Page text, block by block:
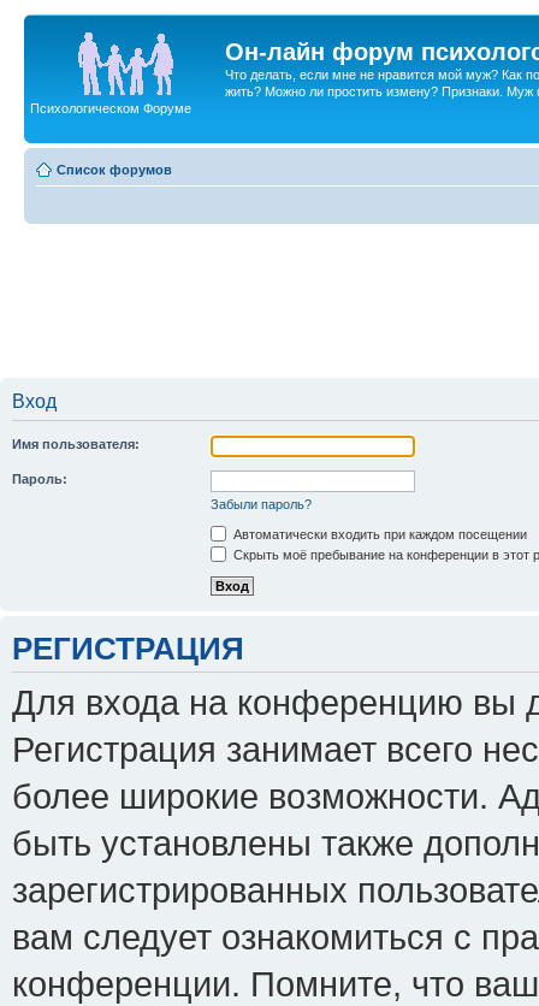
Он-лайн форум
Что делать, если мне не нравится мой муж? Как
жить? Можно ли простить измену? Признаки. Муж
Психологическом Форуме
Список форумов
Вход
Имя пользователя:
Пароль:
Забыли пароль?
Автоматически входить при каждом посещении
Скрыть моё пребывание на конференции в этот
РЕГИСТРАЦИЯ
Для входа на конференцию вы
Регистрация занимает всего
более широкие возможности.
быть установлены также
зарегистрированных
вам следует ознакомиться с
конференции. Помните, что